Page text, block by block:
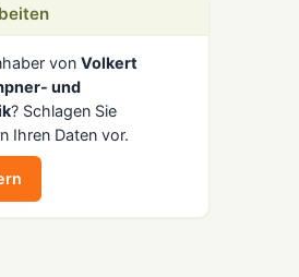
von Volkert
und
? Schlagen Sie
Ihren Daten vor.